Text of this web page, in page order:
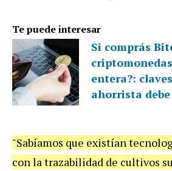
Te puede interesar
Si comprás
entera?:
ahorrista
"Sabíamos que existían
con la trazabilidad de cultivos